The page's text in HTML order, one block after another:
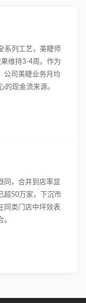
系列工艺，美睫师
维持3-4周。作为
公司美睫业务月均
的现金流来源。
同，合并到店率显
超50万家，下沉市
同类门店中坪效表